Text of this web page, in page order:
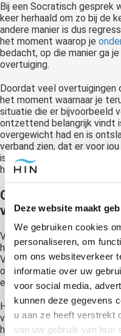
Deze website maakt
We gebruiken cookies
personaliseren, om
om ons websiteverkeer
informatie over uw
voor social media,
kunnen deze gegevens
u aan ze heeft verstrekt
van uw gebruik van hun
Bij een Socratisch gesprek
keer herhaald om zo bij de
andere manier is dus
het moment waarop je
bedacht, op die manier ga
overtuiging.
Doordat veel overtuigingen
het moment waarnaar je
situatie die er bijvoorbeeld
ontzettend belangrijk vindt
overgewicht had en is
verband zien, dat er voor
is. Alleen al dit besef kan je
het een stuk eenvoudiger
Overtuigingen over
veranderen
Vooral overtuigingen over
het krijgen van succes en
Vooral als dit in combinatie
ook heel belangrijk vindt.
er soms meer veranderwerk
Hypnose kan op 2
veranderen, namelijk met
hypnotische suggesties.